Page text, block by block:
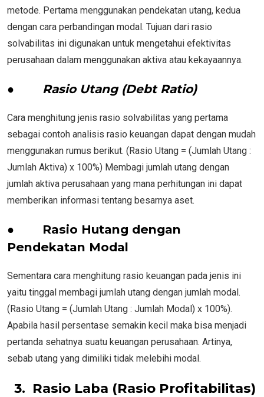
metode. Pertama menggunakan pendekatan utang, kedua
dengan cara perbandingan modal. Tujuan dari rasio
solvabilitas ini digunakan untuk mengetahui efektivitas
perusahaan dalam menggunakan aktiva atau kekayaannya.
● Rasio Utang (Debt Ratio)
Cara menghitung jenis rasio solvabilitas yang pertama
sebagai contoh analisis rasio keuangan dapat dengan mudah
menggunakan rumus berikut. (Rasio Utang = (Jumlah Utang :
Jumlah Aktiva) x 100%) Membagi jumlah utang dengan
jumlah aktiva perusahaan yang mana perhitungan ini dapat
memberikan informasi tentang besarnya aset.
● Rasio Hutang dengan
Pendekatan Modal
Sementara cara menghitung rasio keuangan pada jenis ini
yaitu tinggal membagi jumlah utang dengan jumlah modal.
(Rasio Utang = (Jumlah Utang : Jumlah Modal) x 100%).
Apabila hasil persentase semakin kecil maka bisa menjadi
pertanda sehatnya suatu keuangan perusahaan. Artinya,
sebab utang yang dimiliki tidak melebihi modal.
3. Rasio Laba (Rasio Profitabilitas)